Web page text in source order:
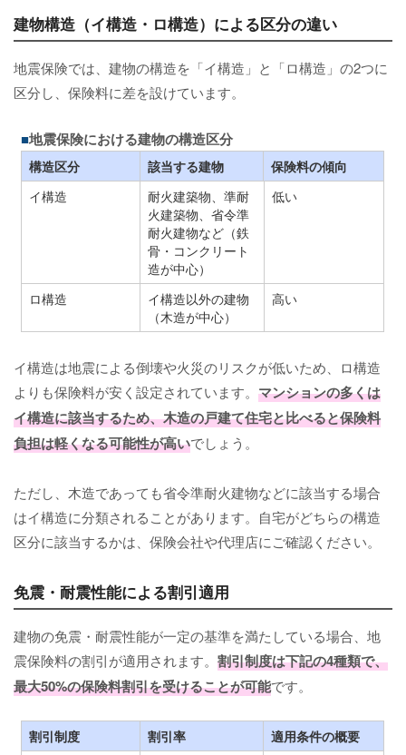
建物構造（イ構造・ロ構造）による区分の違い
地震保険では、建物の構造を「イ構造」と「ロ構造」の2つに
区分し、保険料に差を設けています。
地震保険における建物の構造区分
構造区分 該当する建物
保険料の傾向
イ構造
耐火建築物、準耐
火建築物、省令準
耐火建物など（鉄
骨・コンクリート
造が中心）
低い
ロ構造
イ構造以外の建物
（木造が中心）
高い
イ構造は地震による倒壊や火災のリスクが低いため、ロ構造
よりも保険料が安く設定されています。 マンションの多くは
イ構造に該当するため、木造の戸建て住宅と比べると保険料
負担は軽くなる可能性が高いでしょう。
ただし、木造であっても省令準耐火建物などに該当する場合
はイ構造に分類されることがあります。自宅がどちらの構造
区分に該当するかは、保険会社や代理店にご確認ください。
免震・耐震性能による割引適用
建物の免震・耐震性能が一定の基準を満たしている場合、地
震保険料の割引が適用されます。 割引制度は下記の4種類で、
最大50%の保険料割引を受けることが可能です。
割引制度 割引率
適用条件の概要